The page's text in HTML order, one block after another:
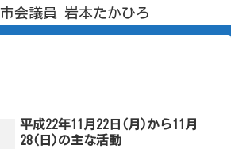
会議員 岩本たかひろ
平成22年11月22日(月)から11月
28(日)の主な活動